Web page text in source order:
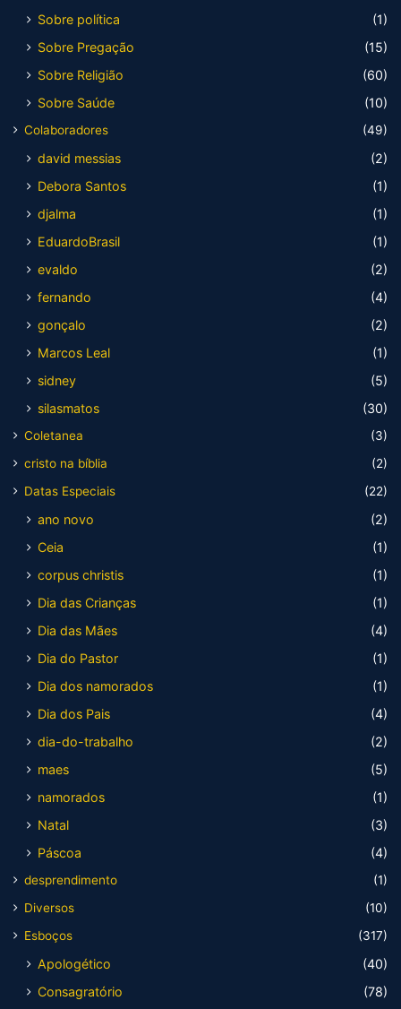
Sobre política
(1)
Sobre Pregação
(15)
Sobre Religião
(60)
Sobre Saúde
(10)
Colaboradores (49)
david messias
(2)
Debora Santos
(1)
djalma
(1)
EduardoBrasil
(1)
evaldo
(2)
fernando
(4)
gonçalo
(2)
Marcos Leal
(1)
sidney
(5)
silasmatos
(30)
Coletanea
(3)
cristo na bíblia
(2)
Datas Especiais
(22)
ano novo
(2)
Ceia
(1)
corpus christis
(1)
Dia das Crianças
(1)
Dia das Mães
(4)
Dia do Pastor
(1)
Dia dos namorados
(1)
Dia dos Pais
(4)
dia-do-trabalho
(2)
maes
(5)
namorados
(1)
Natal
(3)
Páscoa
(4)
desprendimento
(1)
Diversos
(10)
Esboços
(317)
Apologético
(40)
Consagratório
(78)